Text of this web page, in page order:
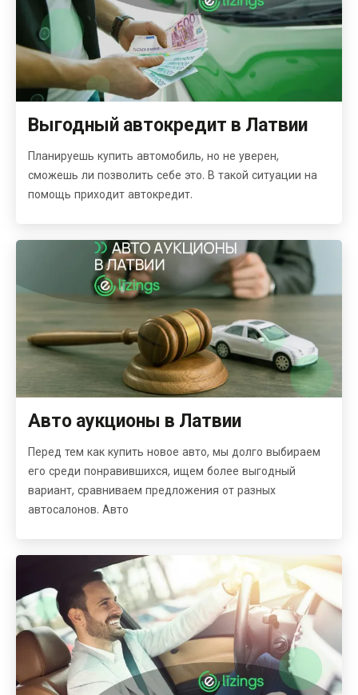
Выгодный автокредит в Латвии
Планируешь купить автомобиль, но не уверен,
сможешь ли позволить себе это. В такой ситуации на
помощь приходит автокредит.
Авто аукционы в Латвии
Перед тем как купить новое авто, мы долго выбираем
его среди понравившихся, ищем более выгодный
вариант, сравниваем предложения от разных
автосалонов. Авто